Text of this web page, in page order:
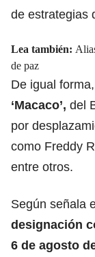
de estrategias
Lea también:
de paz
De igual forma,
‘Macaco’, del
por
como Freddy
entre otros.
Según señala
designación
6 de agosto